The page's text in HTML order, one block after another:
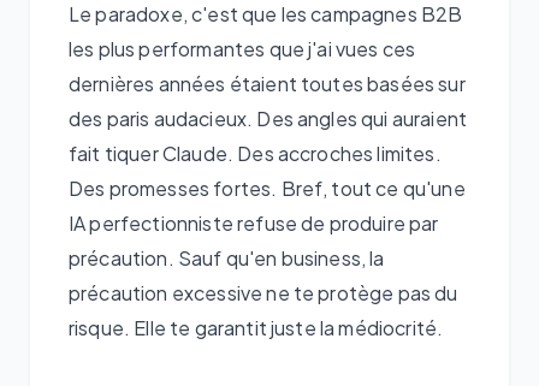
Le paradoxe, c'est que les campagnes B2B
les plus performantes que j'ai vues ces
dernières années étaient toutes basées sur
des paris audacieux. Des angles qui auraient
fait tiquer Claude. Des accroches limites.
Des promesses fortes. Bref, tout ce qu'une
IA perfectionniste refuse de produire par
précaution. Sauf qu'en business, la
précaution excessive ne te protège pas du
risque. Elle te garantit juste la médiocrité.